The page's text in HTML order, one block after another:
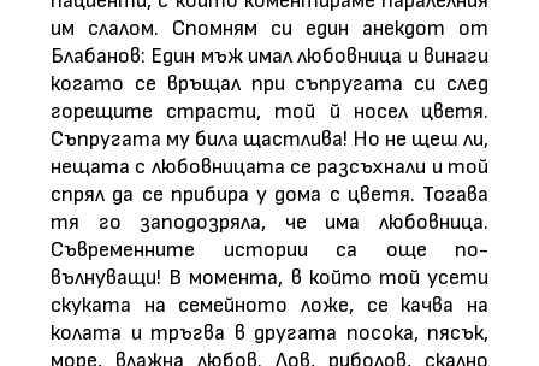
им слалом. Спомням си един анекдот от
Блабанов: Един мъж имал любовница и винаги
когато се връщал при съпругата си след
горещите страсти, той й носел цветя.
Съпругата му била щастлива! Но не щеш ли,
нещата с любовницата се разсъхнали и той
спрял да се прибира у дома с цветя. Тогава
тя го заподозряла, че има любовница.
Съвременните истории са още по-
вълнуващи! В момента, в който той усети
скуката на семейното ложе, се качва на
колата и тръгва в другата посока, пясък,
море, влажна любов. Лов, риболов, скално